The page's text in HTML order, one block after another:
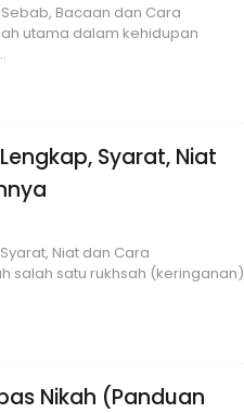
Bacaan dan Cara
utama dalam kehidupan
Syarat, Niat
Niat dan Cara
salah satu rukhsah (keringanan)
Nikah (Panduan